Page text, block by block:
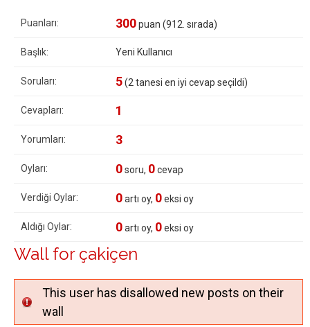
Puanları: 300puan (912 . sırada)
Başlık: Yeni Kullanıcı
Soruları: 5(2 tanesi en iyi cevap seçildi)
Cevapları: 1
Yorumları: 3
Oyları: 0soru, 0cevap
Verdiği Oylar: 0artı oy, 0eksi oy
Aldığı Oylar: 0artı oy, 0eksi oy
Wall for çakiçen
This user has disallowed new posts on their
wall